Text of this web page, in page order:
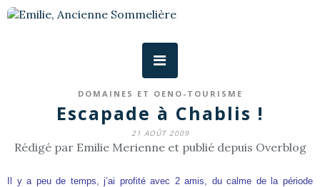
DOMAINES ET OENO-TOURISME
Escapade à Chablis !
21 AOÛT 2009
Rédigé par Emilie Merienne et publié depuis Overblog
Il y a peu de temps, j’ai profité avec 2 amis, du calme de la période